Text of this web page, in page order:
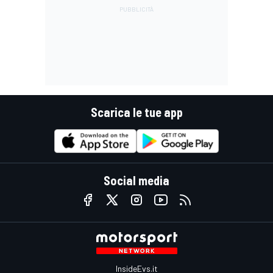
Scarica le tue app
Social media
InsideEvs.it